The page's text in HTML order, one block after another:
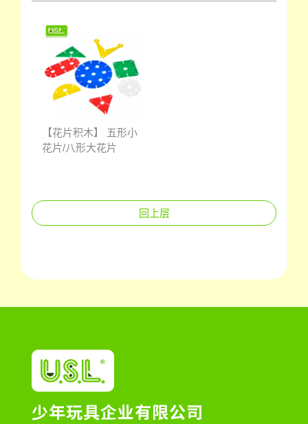
【花片积木】 五形小
花片/八形大花片
回上层
少年玩具企业有限公司